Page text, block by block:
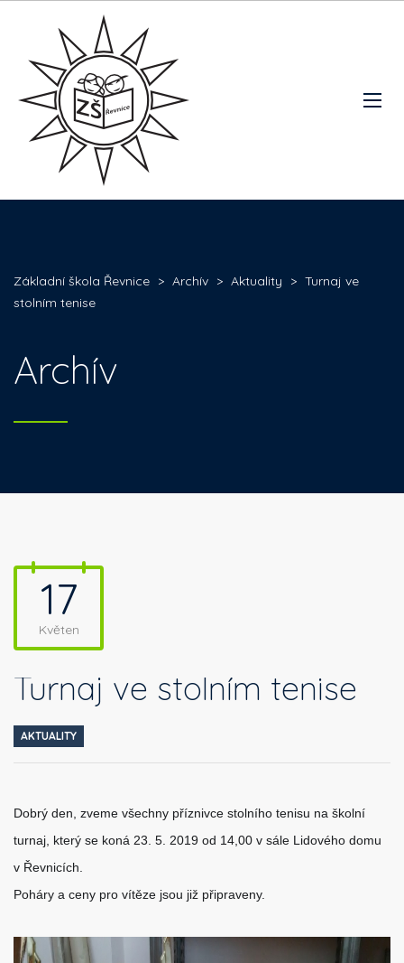
Základní škola Řevnice > Archív > Aktuality > Turnaj ve
stolním tenise
Archív
17
Květen
Turnaj ve stolním tenise
AKTUALITY
Dobrý den, zveme všechny příznivce stolního tenisu na školní
turnaj, který se koná 23. 5. 2019 od 14,00 v sále Lidového domu
v Řevnicích.
Poháry a ceny pro vítěze jsou již připraveny.